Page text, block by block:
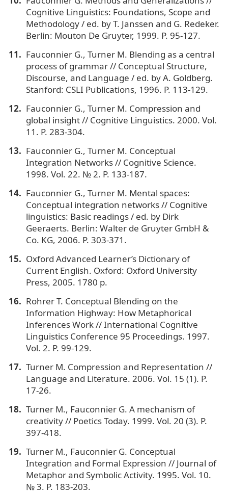
Cognitive Linguistics: Foundations, Scope and
Methodology / ed. by T. Janssen and G. Redeker.
Berlin: Mouton De Gruyter, 1999. P. 95-127.
Fauconnier G., Turner M. Blending as a central
process of grammar // Conceptual Structure,
Discourse, and Language / ed. by A. Goldberg.
Stanford: CSLI Publications, 1996. P. 113-129.
Fauconnier G., Turner M. Compression and
global insight // Cognitive Linguistics. 2000. Vol.
11. P. 283-304.
Fauconnier G., Turner M. Conceptual
Integration Networks // Cognitive Science.
1998. Vol. 22. № 2. P. 133-187.
Fauconnier G., Turner M. Mental spaces:
Conceptual integration networks // Cognitive
linguistics: Basic readings / ed. by Dirk
Geeraerts. Berlin: Walter de Gruyter GmbH &
Co. KG, 2006. P. 303-371.
Oxford Advanced Learner’s Dictionary of
Current English. Oxford: Oxford University
Press, 2005. 1780 p.
Rohrer T. Conceptual Blending on the
Information Highway: How Metaphorical
Inferences Work // International Cognitive
Linguistics Conference 95 Proceedings. 1997.
Vol. 2. P. 99-129.
Turner M. Compression and Representation //
Language and Literature. 2006. Vol. 15 (1). P.
17-26.
Turner M., Fauconnier G. A mechanism of
creativity // Poetics Today. 1999. Vol. 20 (3). P.
397-418.
Turner M., Fauconnier G. Conceptual
Integration and Formal Expression // Journal of
Metaphor and Symbolic Activity. 1995. Vol. 10.
№ 3. P. 183-203.